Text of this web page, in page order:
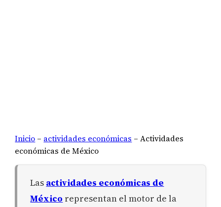
Inicio – actividades económicas –Actividades
económicas de México
Las actividades económicas de
México representan el motor de la